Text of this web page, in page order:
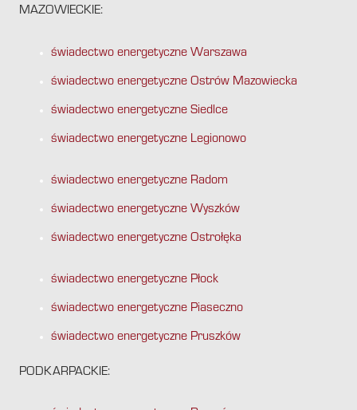
MAZOWIECKIE:
świadectwo energetyczne Warszawa
świadectwo energetyczne Ostrów Mazowiecka
świadectwo energetyczne Siedlce
świadectwo energetyczne Legionowo
świadectwo energetyczne Radom
świadectwo energetyczne Wyszków
świadectwo energetyczne Ostrołęka
świadectwo energetyczne Płock
świadectwo energetyczne Piaseczno
świadectwo energetyczne Pruszków
PODKARPACKIE: